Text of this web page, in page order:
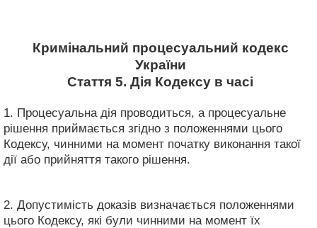
Кримінальний процесуальний кодекс
України
Стаття 5. Дія Кодексу в часі
1. Процесуальна дія проводиться, а процесуальне
рішення приймається згідно з положеннями цього
Кодексу, чинними на момент початку виконання такої
дії або прийняття такого рішення.
2. Допустимість доказів визначається положеннями
цього Кодексу, які були чинними на момент їх